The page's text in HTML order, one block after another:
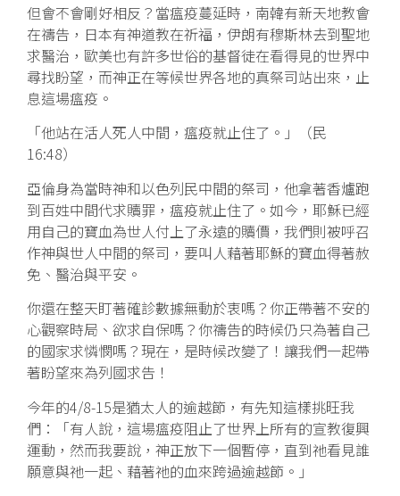
但會不會剛好相反？當瘟疫蔓延時，南韓有新天地教會
在禱告，日本有神道教在祈福，伊朗有穆斯林去到聖地
求醫治，歐美也有許多世俗的基督徒在看得見的世界中
尋找盼望，而神正在等候世界各地的真祭司站出來，止
息這場瘟疫。
「他站在活人死人中間，瘟疫就止住了。」（民
16:48）
亞倫身為當時神和以色列民中間的祭司，他拿著香爐跑
到百姓中間代求贖罪，瘟疫就止住了。如今，耶穌已經
用自己的寶血為世人付上了永遠的贖價，我們則被呼召
作神與世人中間的祭司，要叫人藉著耶穌的寶血得著赦
免、醫治與平安。
你還在整天盯著確診數據無動於衷嗎？你正帶著不安的
心觀察時局、欲求自保嗎？你禱告的時候仍只為著自己
的國家求憐憫嗎？現在，是時候改變了！讓我們一起帶
著盼望來為列國求告！
今年的4/8-15是猶太人的逾越節，有先知這樣挑旺我
們：「有人說，這場瘟疫阻止了世界上所有的宣教復興
運動，然而我要說，神正放下一個暫停，直到祂看見誰
願意與祂一起、藉著祂的血來跨過逾越節。」